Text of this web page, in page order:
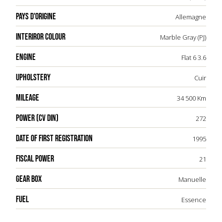
PAYS D'ORIGINE Allemagne
INTERIROR COLOUR Marble Gray (PJ)
ENGINE Flat 6 3.6
UPHOLSTERY Cuir
MILEAGE 34 500 Km
POWER (CV DIN) 272
DATE OF FIRST REGISTRATION 1995
FISCAL POWER 21
GEAR BOX Manuelle
FUEL Essence